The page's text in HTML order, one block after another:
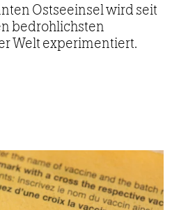
Ostseeinsel wird seit
bedrohlichsten
Welt experimentiert.